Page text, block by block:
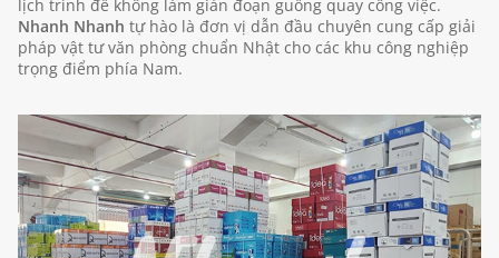
lịch trình để không làm gián đoạn guồng quay công việc.
Nhanh Nhanh tự hào là đơn vị dẫn đầu chuyên cung cấp giải
pháp vật tư văn phòng chuẩn Nhật cho các khu công nghiệp
trọng điểm phía Nam.